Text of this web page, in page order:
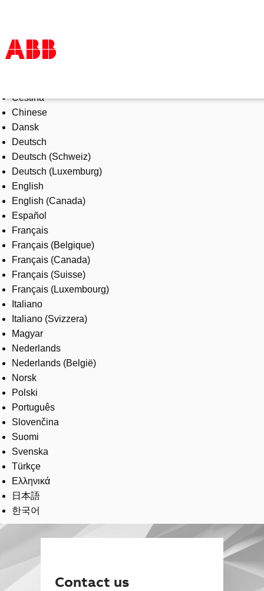
Products & Solutions
Industries
Services
About us
Where to buy
Contact us
Careers
Čeština
Chinese
Dansk
Deutsch
Deutsch (Schweiz)
Deutsch (Luxemburg)
English
English (Canada)
Español
Français
Français (Belgique)
Français (Canada)
Français (Suisse)
Français (Luxembourg)
Italiano
Italiano (Svizzera)
Magyar
Nederlands
Nederlands (België)
Norsk
Polski
Português
Slovenčina
Suomi
Svenska
Türkçe
Ελληνικά
日本語
한국어
Contact us